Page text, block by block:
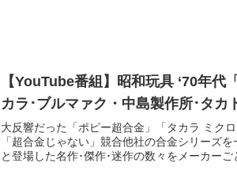
【YouTube番組】昭和玩具 ‘70年
カラ･ブルマァク・中島製作所･タカ
大反響だった「ポピー超合金」「タカラ ミク
「超合金じゃない」競合他社の合金シリーズ
と登場した名作･傑作･迷作の数々をメーカーご